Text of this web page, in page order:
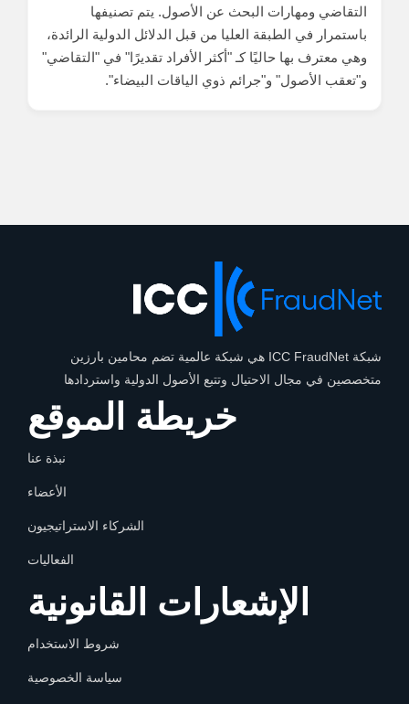
التقاضي ومهارات البحث عن الأصول. يتم تصنيفها
باستمرار في الطبقة العليا من قبل الدلائل الدولية الرائدة،
وهي معترف بها حاليًا كـ "أكثر الأفراد تقديرًا" في "التقاضي"
و"تعقب الأصول" و"جرائم ذوي الياقات البيضاء".
شبكة ICC FraudNet هي شبكة عالمية تضم محامين بارزين
متخصصين في مجال الاحتيال وتتبع الأصول الدولية واستردادها
خريطة الموقع
نبذة عنا
الأعضاء
الشركاء الاستراتيجيون
الفعاليات
الإشعارات القانونية
شروط الاستخدام
سياسة الخصوصية